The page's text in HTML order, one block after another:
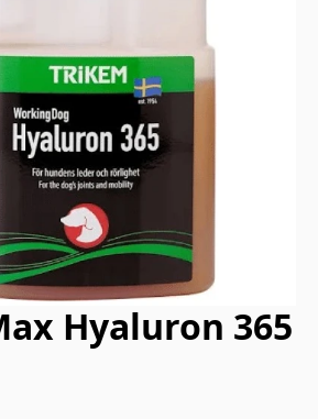
Hyaluron 365